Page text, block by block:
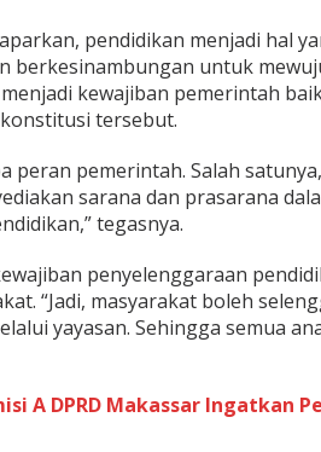
pendidikan menjadi hal
berkesinambungan untuk
kewajiban pemerintah
tersebut.
peran pemerintah. Salah
sarana dan prasarana
tegasnya.
penyelenggaraan
“Jadi, masyarakat boleh
yayasan. Sehingga semua
A DPRD Makassar Ingatkan